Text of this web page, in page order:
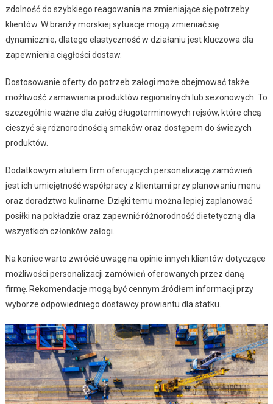
zdolność do szybkiego reagowania na zmieniające się potrzeby
klientów. W branży morskiej sytuacje mogą zmieniać się
dynamicznie, dlatego elastyczność w działaniu jest kluczowa dla
zapewnienia ciągłości dostaw.
Dostosowanie oferty do potrzeb załogi może obejmować także
możliwość zamawiania produktów regionalnych lub sezonowych. To
szczególnie ważne dla załóg długoterminowych rejsów, które chcą
cieszyć się różnorodnością smaków oraz dostępem do świeżych
produktów.
Dodatkowym atutem firm oferujących personalizację zamówień
jest ich umiejętność współpracy z klientami przy planowaniu menu
oraz doradztwo kulinarne. Dzięki temu można lepiej zaplanować
posiłki na pokładzie oraz zapewnić różnorodność dietetyczną dla
wszystkich członków załogi.
Na koniec warto zwrócić uwagę na opinie innych klientów dotyczące
możliwości personalizacji zamówień oferowanych przez daną
firmę. Rekomendacje mogą być cennym źródłem informacji przy
wyborze odpowiedniego dostawcy prowiantu dla statku.